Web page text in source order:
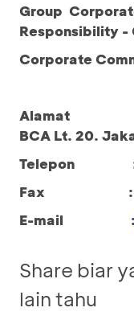
Group
Responsibility -
Corporate
Alamat : Jl.
BCA Lt. 20.
Telepon :
Fax :
E-mail :
Share biar
lain tahu